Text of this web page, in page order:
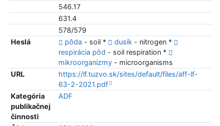
546.17
631.4
578/579
Heslá
pôda - soil * dusík- nitrogen *
respirácia pôd - soil respiration *
mikroorganizmy- microorganisms
URL
https://lf.tuzvo.sk/sites/default/files/aff-lf-
63-2-2021.pdf
Kategória
publikačnej
činnosti
ADF